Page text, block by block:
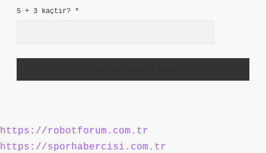
5 + 3 kaçtır? *
https://robotforum.com.tr
https://sporhabercisi.com.tr